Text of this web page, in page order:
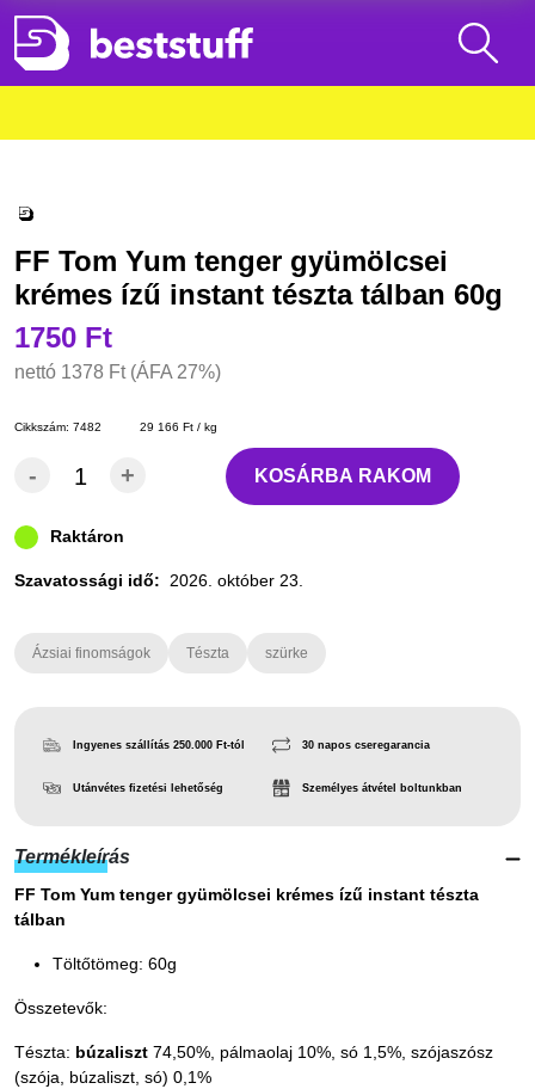
FF Tom Yum tenger gyümölcsei
krémes ízű instant tészta tálban 60g
1750 Ft
nettó 1378 Ft (ÁFA 27%)
Cikkszám: 7482 29 166 Ft / kg
- + KOSÁRBA RAKOM
Raktáron
Szavatossági idő: 2026. október 23.
Ázsiai finomságok Tészta szürke
Ingyenes szállítás 250.000 Ft-tól
Utánvétes fizetési lehetőség
30 napos cseregarancia
Személyes átvétel boltunkban
Termékleírás
FF Tom Yum tenger gyümölcsei krémes ízű instant tészta
tálban
Töltőtömeg: 60g
Összetevők:
Tészta: búzaliszt 74,50%, pálmaolaj 10%, só 1,5%, szójaszósz
(szója, búzaliszt, só) 0,1%